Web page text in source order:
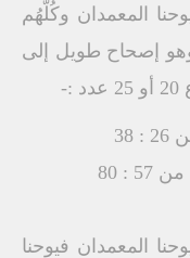
المعمدان وكُلّهُم
إصحاح طويل إلى
المعمدان فيوحنا